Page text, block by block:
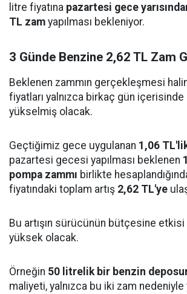
litre fiyatına pazartesi gece
TL zam yapılması bekleniyor.
3 Günde Benzine 2,62 TL Zam
Beklenen zammın gerçekleşmesi
fiyatları yalnızca birkaç gün
yükselmiş olacak.
Geçtiğimiz gece uygulanan 1,06
pazartesi gecesi yapılması beklenen
pompa zammı birlikte
fiyatındaki toplam artış 2,62 TL'ye
Bu artışın sürücünün bütçesine
yüksek olacak.
Örneğin 50 litrelik bir benzin
maliyeti, yalnızca bu iki zam nedeniyle